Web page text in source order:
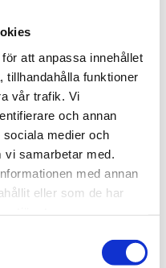
att anpassa innehållet
tillhandahålla funktioner
vår trafik. Vi
och annan
medier och
samarbetar med.
med annan
eller som de har
lilla detaljen som
än bara en plats där
fikarummet och ibland